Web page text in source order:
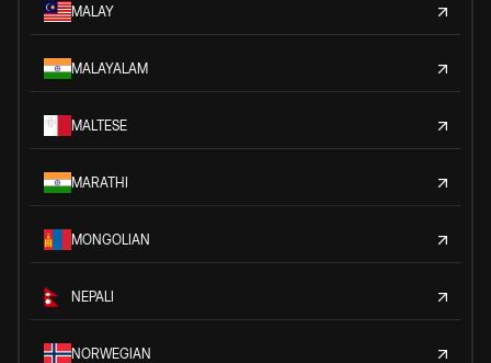
MALAY
MALAYALAM
MALTESE
MARATHI
MONGOLIAN
NEPALI
NORWEGIAN